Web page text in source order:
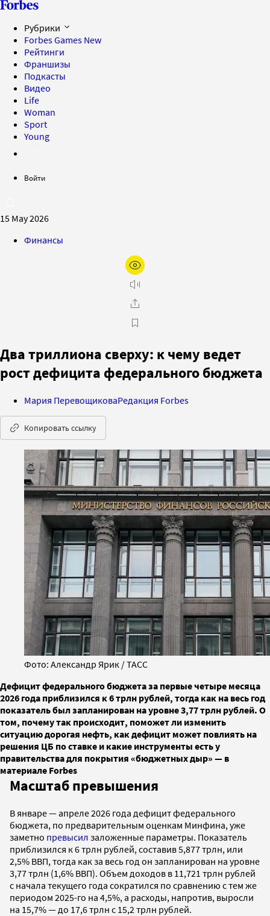
Рубрики
Forbes Games New
Рейтинги
Франшизы
Подкасты
Видео
Life
Woman
Sport
Young
Войти
15 May 2026
Финансы
Два триллиона сверху: к чему ведет
рост дефицита федерального бюджета
Мария ПеревощиковаРедакция Forbes
Копировать ссылку
Фото: Александр Ярик / ТАСС
Дефицит федерального бюджета за первые четыре месяца
2026 года приблизился к 6 трлн рублей, тогда как на весь год
показатель был запланирован на уровне 3,77 трлн рублей. О
том, почему так происходит, поможет ли изменить
ситуацию дорогая нефть, как дефицит может повлиять на
решения ЦБ по ставке и какие инструменты есть у
правительства для покрытия «бюджетных дыр» — в
материале Forbes
Масштаб превышения
В январе — апреле 2026 года дефицит федерального
бюджета, по предварительным оценкам Минфина, уже
заметно превысил заложенные параметры. Показатель
приблизился к 6 трлн рублей, составив 5,877 трлн, или
2,5% ВВП, тогда как за весь год он запланирован на уровне
3,77 трлн (1,6% ВВП). Объем доходов в 11,721 трлн рублей
с начала текущего года сократился по сравнению с тем же
периодом 2025-го на 4,5%, а расходы, напротив, выросли
на 15,7% — до 17,6 трлн с 15,2 трлн рублей.